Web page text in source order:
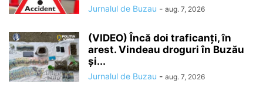
Jurnalul de Buzau - aug. 7, 2026
(VIDEO) Încă doi traficanți, în
arest. Vindeau droguri în Buzău
și...
Jurnalul de Buzau - aug. 7, 2026